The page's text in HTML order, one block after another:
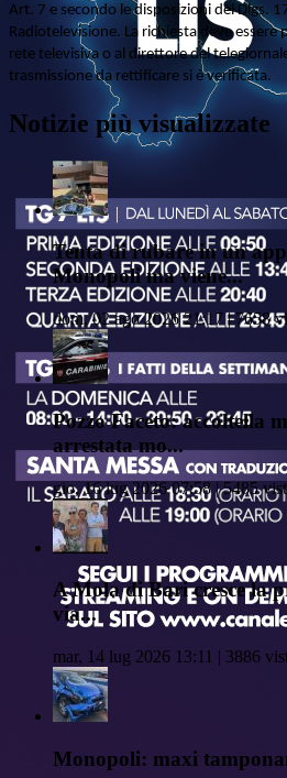
Art. 7 e secondo le disposizioni del Dlgs.
Radiotelevisione. La richiesta deve
rete televisiva o al direttore del
trasmissione da rettificare si è verificata.
Notizie più visualizzate
Tenta di rubare in un
Monopoli ma viene...
dom, 02 ago 2026 21:17 | 7658
Pozzo Faceto: accoltella
arrestata mo...
gio, 16 lug 2026 07:58 | 5485
A Mola di Bari cresce la
via...
mar, 14 lug 2026 13:11 | 3886
Monopoli: maxi